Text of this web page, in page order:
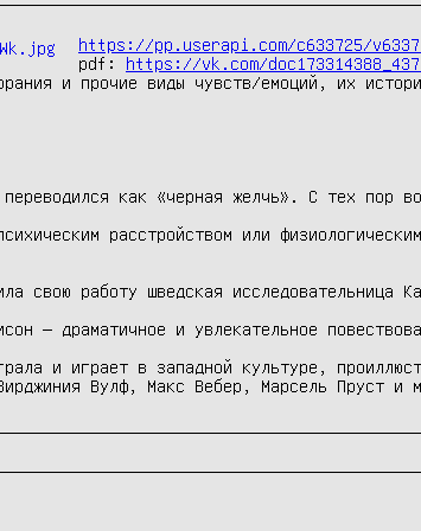
https://pp.userapi.com/c633725/
pdf: https://vk.com/
и прочие виды чувств/емоций, их
как «черная желчь». С тех пор
расстройством или
свою работу шведская исследовательница
— драматичное и увлекательное
и играет в западной культуре,
Вулф, Макс Вебер, Марсель Пруст и